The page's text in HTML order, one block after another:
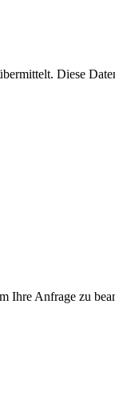
Diese
Ihre Anfrage zu